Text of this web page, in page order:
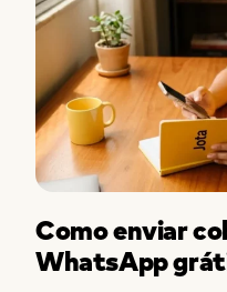
Como enviar
WhatsApp